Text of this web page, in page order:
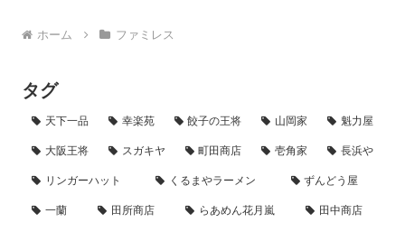
ホーム ファミレス
タグ
天下一品 幸楽苑 餃子の王将 山岡家 魁力屋
大阪王将 スガキヤ 町田商店 壱角家 長浜や
リンガーハット くるまやラーメン ずんどう屋
一蘭 田所商店 らあめん花月嵐 田中商店